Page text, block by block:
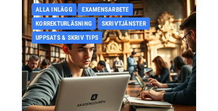
ALLA INLÄGG
EXAMENSARBETE
KORREKTURLÄSNING
SKRIVTJÄNSTER
UPPSATS & SKRIV TIPS